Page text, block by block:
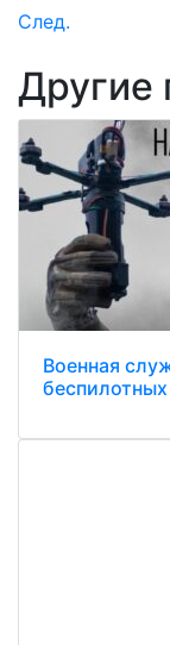
След.
Другие
Военная